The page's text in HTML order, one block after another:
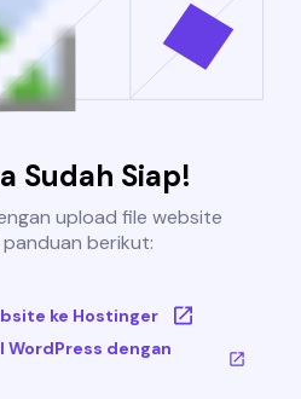
Sudah Siap!
upload file website
berikut:
ke Hostinger
WordPress dengan